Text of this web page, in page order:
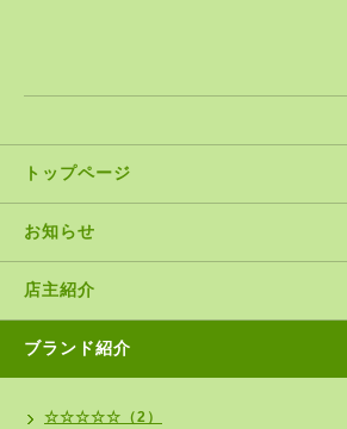
トップページ
お知らせ
店主紹介
ブランド紹介
☆☆☆☆☆（2）